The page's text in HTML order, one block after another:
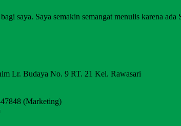
saya. Saya semakin semangat menulis karena
Lr. Budaya No. 9 RT. 21 Kel. Rawasari
(Marketing)